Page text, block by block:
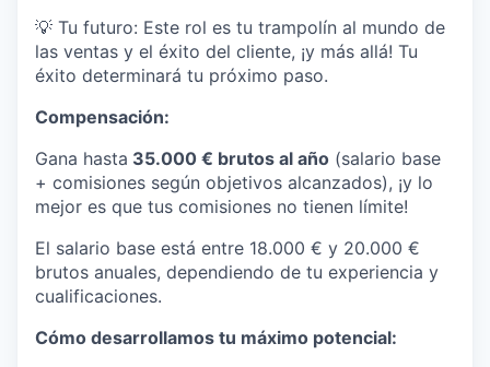
💡 Tu futuro: Este rol es tu trampolín al mundo de
las ventas y el éxito del cliente, ¡y más allá! Tu
éxito determinará tu próximo paso.
Compensación:
Gana hasta 35.000 € brutos al año (salario base
+ comisiones según objetivos alcanzados), ¡y lo
mejor es que tus comisiones no tienen límite!
El salario base está entre 18.000 € y 20.000 €
brutos anuales, dependiendo de tu experiencia y
cualificaciones.
Cómo desarrollamos tu máximo potencial: